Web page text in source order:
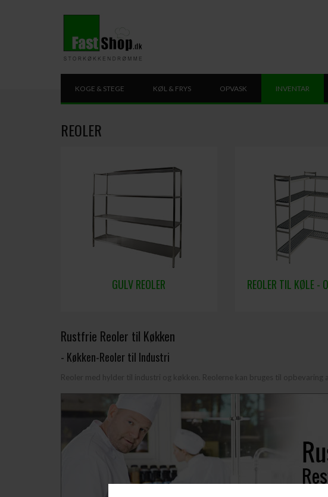
KOGE & STEGE KØL & FRYS OPVASK INVENTAR
REOLER
GULV REOLER REOLER TIL KØLE -
Rustfrie Reoler til Køkken
- Køkken-Reoler til Industri
Reoler med hylder til industri og køkken. Reolerne kan bruges til